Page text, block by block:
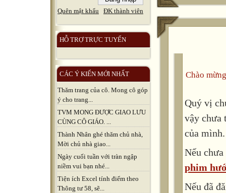
Quên mật khẩu ĐK thành viên
HỖ TRỢ TRỰC TUYẾN
CÁC Ý KIẾN MỚI NHẤT
Thăm trang của cô. Mong cô góp
ý cho trang...
TVM MONG ĐƯỢC GIAO LƯU
CÙNG CÔ GIÁO. ...
Thành Nhân ghé thăm chủ nhà,
Mời chủ nhà giao...
Ngày cuối tuần với tràn ngập
niềm vui bạn nhé...
Tiện ích Excel tính điểm theo
Thông tư 58, sẽ...
Chào
Quý vị
vậy chưa
của mình.
Nếu
phim
Nếu đã